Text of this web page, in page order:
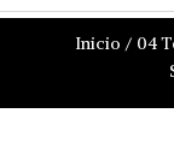
Inicio / 04